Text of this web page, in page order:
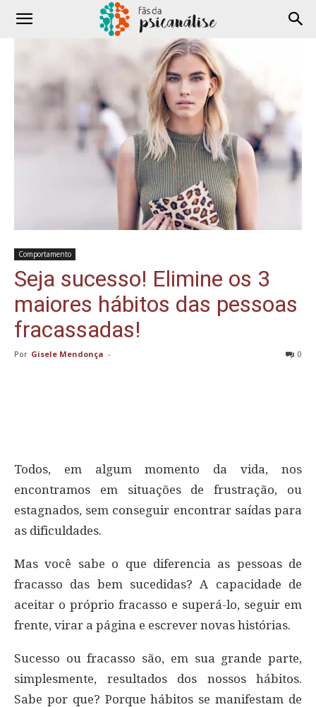
Comportamento
Seja sucesso! Elimine os 3
maiores hábitos das pessoas
fracassadas!
Por Gisele Mendonça - 0
Todos, em algum momento da vida, nos
encontramos em situações de frustração, ou
estagnados, sem conseguir encontrar saídas para
as dificuldades.
Mas você sabe o que diferencia as pessoas de
fracasso das bem sucedidas? A capacidade de
aceitar o próprio fracasso e superá-lo, seguir em
frente, virar a página e escrever novas histórias.
Sucesso ou fracasso são, em sua grande parte,
simplesmente, resultados dos nossos hábitos.
Sabe por que? Porque hábitos se manifestam de